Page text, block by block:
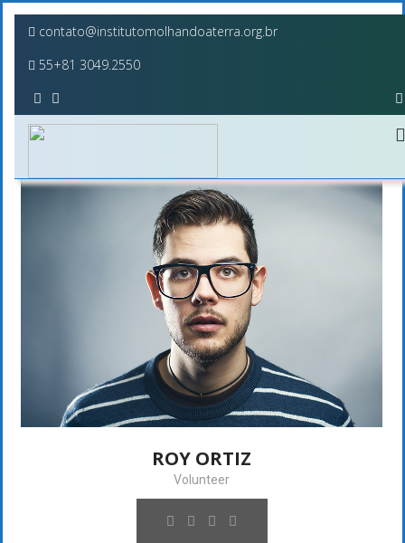
contato@institutomolhandoaterra.org.br
55+81 3049.2550
ROY ORTIZ
Volunteer